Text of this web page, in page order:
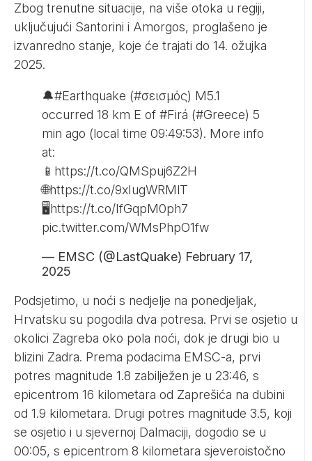
Zbog trenutne situacije, na više otoka u regiji,
uključujući Santorini i Amorgos, proglašeno je
izvanredno stanje, koje će trajati do 14. ožujka
2025.
🔔#Earthquake (#σεισμός) M5.1
occurred 18 km E of #Firá (#Greece) 5
min ago (local time 09:49:53). More info
at:
📱 https://t.co/QMSpuj6Z2H
🌐https://t.co/9xIugWRMlT
🖥https://t.co/IfGqpM0ph7
pic.twitter.com/WMsPhpO1fw
— EMSC (@LastQuake) February 17,
2025
Podsjetimo, u noći s nedjelje na ponedjeljak,
Hrvatsku su pogodila dva potresa. Prvi se osjetio u
okolici Zagreba oko pola noći, dok je drugi bio u
blizini Zadra. Prema podacima EMSC-a, prvi
potres magnitude 1.8 zabilježen je u 23:46, s
epicentrom 16 kilometara od Zaprešića na dubini
od 1.9 kilometara. Drugi potres magnitude 3.5, koji
se osjetio i u sjevernoj Dalmaciji, dogodio se u
00:05, s epicentrom 8 kilometara sjeveroistočno